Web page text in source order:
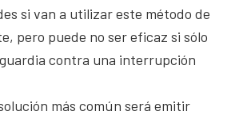
si van a utilizar este método de
pero puede no ser eficaz si sólo
contra una interrupción
más común será emitir